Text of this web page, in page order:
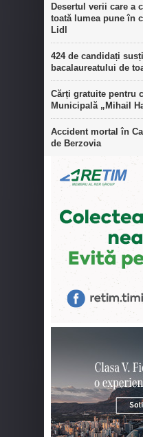
Desertul verii care a
toată lumea pune în
Lidl
424 de candidați
bacalaureatului de
Cărți gratuite pentru
Municipală „Mihail
Accident mortal în
de Berzovia